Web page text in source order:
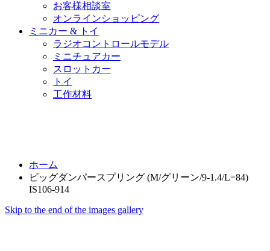
お客様相談室
オンラインショッピング
ミニカー & トイ
ラジオコントロールモデル
ミニチュアカー
スロットカー
トイ
工作材料
ホーム
ビッグダンパースプリング (M/グリーン/9-1.4/L=84)
IS106-914
Skip to the end of the images gallery